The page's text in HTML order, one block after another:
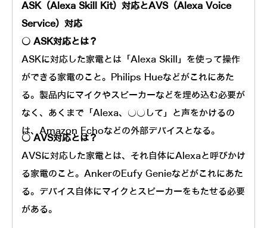
ASK（Alexa Skill Kit）対応とAVS（Alexa Voice
Service）対応
○ ASK対応とは？
ASKに対応した家電とは「Alexa Skill」を使って操作
ができる家電のこと。Philips Hueなどがこれにあた
る。製品内にマイクやスピーカーなどを埋め込む必要が
なく、あくまで「Alexa、○○して」と声をかけるの
は、Amazon Echoなどの外部デバイスとなる。
○ AVS対応とは？
AVSに対応した家電とは、それ自体にAlexaと呼びかけ
る家電のこと。AnkerのEufy Genieなどがこれにあた
る。デバイス自体にマイクとスピーカーをもたせる必要
がある。